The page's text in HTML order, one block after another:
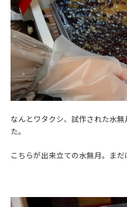
なんとワタクシ、試作された水
た。
こちらが出来立ての水無月。まだ